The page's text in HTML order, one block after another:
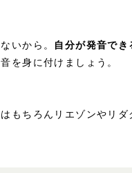
いから。 自分が発音でき
を身に付けましょう。
もちろんリエゾンやリ